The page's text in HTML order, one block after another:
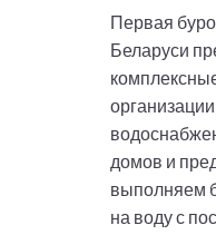
Первая
Беларуси
домов и
выполняем
на воду с